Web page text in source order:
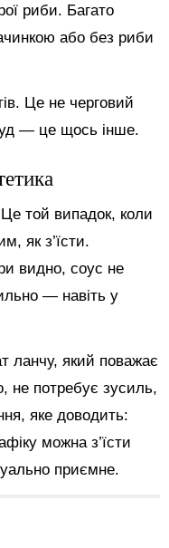
риби. Багато
або без риби
Це не черговий
— це щось інше.
той випадок, коли
як з’їсти.
видно, соус не
— навіть у
ланчу, який поважає
не потребує зусиль,
яке доводить:
можна з’їсти
приємне.